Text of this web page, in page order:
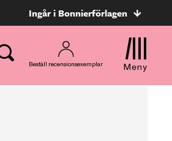
Ingår i Bonnierförlagen
Beställ recensionsexemplar Meny